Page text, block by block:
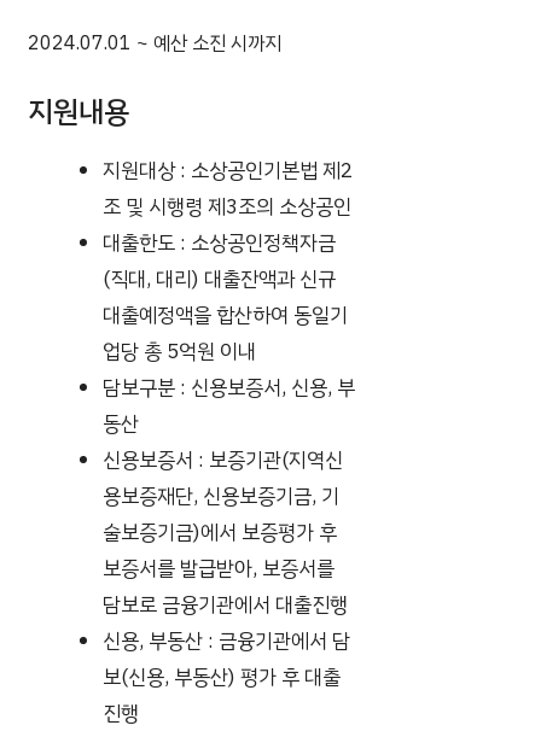
2024.07.01 ~ 예산 소진 시까지
지원내용
지원대상 : 소상공인기본법 제2
조 및 시행령 제3조의 소상공인
대출한도 : 소상공인정책자금
(직대, 대리) 대출잔액과 신규
대출예정액을 합산하여 동일기
업당 총 5억원 이내
담보구분 : 신용보증서, 신용, 부
동산
신용보증서 : 보증기관(지역신
용보증재단, 신용보증기금, 기
술보증기금)에서 보증평가 후
보증서를 발급받아, 보증서를
담보로 금융기관에서 대출진행
신용, 부동산 : 금융기관에서 담
보(신용, 부동산) 평가 후 대출
진행